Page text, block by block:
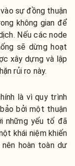
sự đồng thuận
không gian để
Nếu các node
sẽ dừng hoạt
xây dựng và lập
rủi ro này.
là vì quy trình
bởi một thuận
những yếu tố đã
khái niệm khiến
hoàn toàn dư